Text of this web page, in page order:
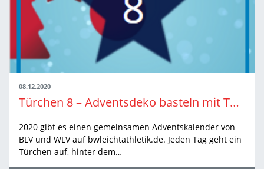
08.12.2020
Türchen 8 – Adventsdeko basteln mit Top-Athletin
2020 gibt es einen gemeinsamen Adventskalender von
BLV und WLV auf bwleichtathletik.de. Jeden Tag geht ein
Türchen auf, hinter dem…